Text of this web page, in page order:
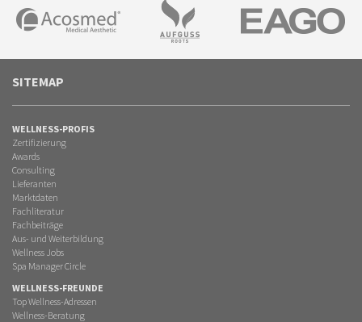
SITEMAP
WELLNESS-PROFIS
Zertifizierung
Awards
Consulting
Lieferanten
Marktdaten
Fachliteratur
Fachbeiträge
Aus- und Weiterbildung
Wellness Jobs
Spa Manager Circle
WELLNESS-FREUNDE
Top Wellness-Adressen
Wellness-Beratung